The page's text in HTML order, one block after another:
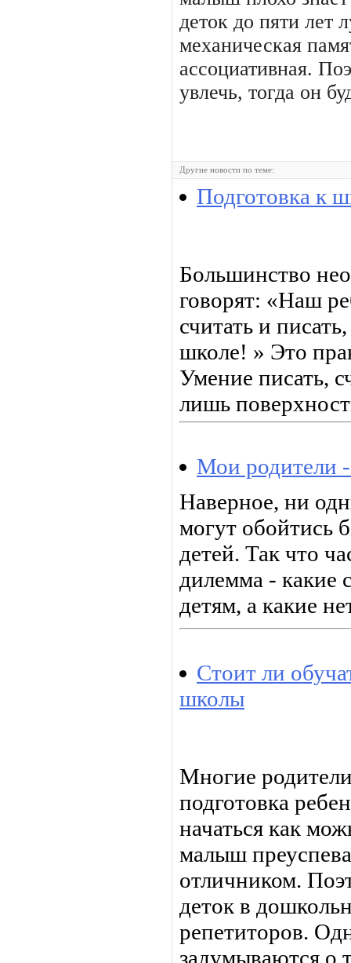
деток до пяти лет
механическая
ассоциативная.
увлечь, тогда он
Другие новости по теме:
Подготовка к
Большинство
говорят: «Наш
считать и
школе! » Это
Умение писать,
лишь
Мои родители
Наверное, ни
могут обойтись
детей. Так что
дилемма - какие
детям, а какие
Стоит ли
школы
Многие
подготовка
начаться как
малыш
отличником.
деток в
репетиторов.
задумываются о